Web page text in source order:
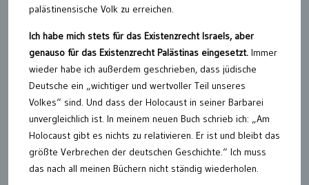
palästinensische Volk zu erreichen.
Ich habe mich stets für das Existenzrecht Israels, aber
genauso für das Existenzrecht Palästinas eingesetzt. Immer
wieder habe ich außerdem geschrieben, dass jüdische
Deutsche ein „wichtiger und wertvoller Teil unseres
Volkes“ sind. Und dass der Holocaust in seiner Barbarei
unvergleichlich ist. In meinem neuen Buch schrieb ich: „Am
Holocaust gibt es nichts zu relativieren. Er ist und bleibt das
größte Verbrechen der deutschen Geschichte.“ Ich muss
das nach all meinen Büchern nicht ständig wiederholen.